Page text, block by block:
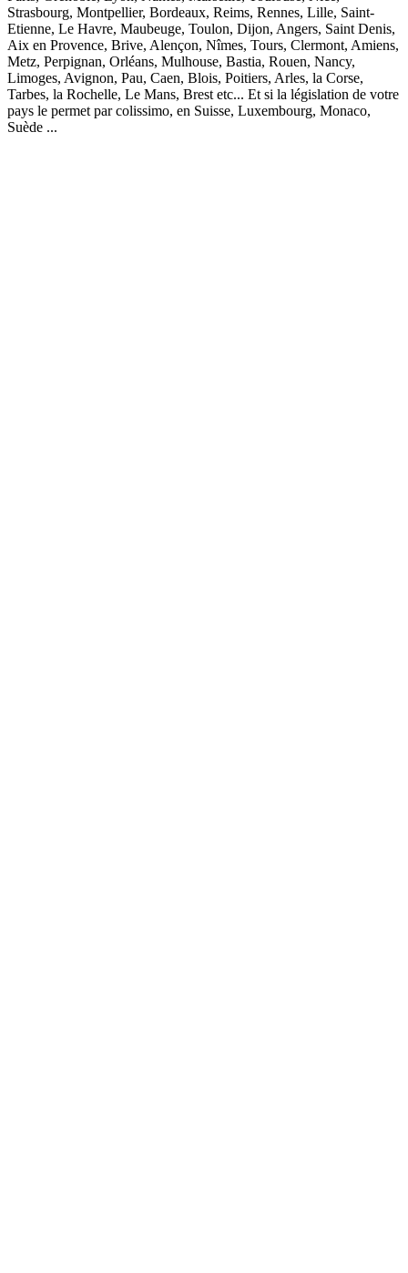
Strasbourg, Montpellier, Bordeaux, Reims, Rennes, Lille, Saint-
Etienne, Le Havre, Maubeuge, Toulon, Dijon, Angers, Saint Denis,
Aix en Provence, Brive, Alençon, Nîmes, Tours, Clermont, Amiens,
Metz, Perpignan, Orléans, Mulhouse, Bastia, Rouen, Nancy,
Limoges, Avignon, Pau, Caen, Blois, Poitiers, Arles, la Corse,
Tarbes, la Rochelle, Le Mans, Brest etc... Et si la législation de votre
pays le permet par colissimo, en Suisse, Luxembourg, Monaco,
Suède ...